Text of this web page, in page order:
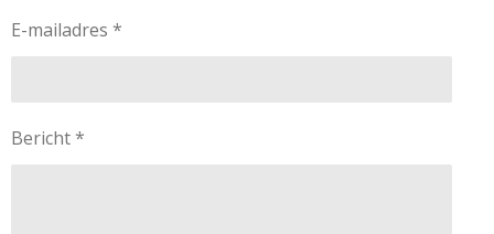
E-mailadres *
Bericht *